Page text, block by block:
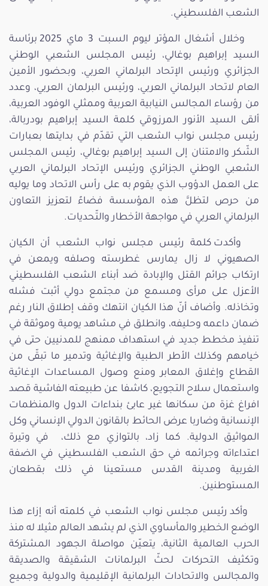
الشعب الفلسطيني.
وخلال أشغال المؤتر ليوم السبت 3 ماي 2025 برئاسة
السيد إبراهيم بوغالي، رئيس المجلس الشعبي الوطني
الجزائري ورئيس الإتحاد البرلماني العربي، وبحضور الأمين
العام لاتحاد البرلماني العربي، ورئيس البرلمان العربي، وعدد
من رؤساء المجالس النيابية العربية وممثلي الوفود العربية،
ألقى السيد الأنور المرزوقي كلمة السيد إبراهيم بودربالة،
رئيس مجلس نواب الشعب التي تقدّم في بدايتها بعبارات
الشّكر والامتنان إلى السيد إبراهيم بوغالي، رئيس المجلس
الشعبي الوطني الجزائري ورئيس الإتحاد البرلماني العربي
على العمل الدؤوب الذي يقوم به على رأس الاتحاد وما يوليه
من حرص لتظلَّ هذه المؤسسة فضاءً لتعزيز التعاون
البرلماني العربي في مواجهة الأخطار والتّحديات.
وأكدت كلمة رئيس مجلس نواب الشعب أن الكيان
الصهيوني لا زال يمارس غطرسته وصلفه ويمعن في
ارتكاب جرائم القتل والإبادة ضد أبناء الشعب الفلسطيني
الأعزل على مرأى ومسمع من مجتمع دولي أثبت فشله
وتخاذله. وأضاف أنّ هذا الكيان انتهك وقف إطلاق النار رغم
ضمان داعمه وحليفه، وانطلق في مشاهد يومية وموثقة في
تنفيذ مخطط جديد في استهداف ممنهج للمدنيين حتى في
خيامهم وكذلك الأطر الطبية والإغاثية وتدمير ما تبقّى من
القطاع وإغلاق المعابر ومنع وصول المساعدات الإغاثية
واستعمال سلاح التجويع، كاشفا عن طبيعته الفاشية قصد
افراغ غزة من سكانها غير عابئ بنداءات الدول والمنظمات
الإنسانية وضاربا عرض الحائط بالقانون الدولي الإنساني وكل
المواثيق الدولية. كما زاد، بالتوازي مع ذلك، في وتيرة
اعتداءاته وجرائمه في حق الشعب الفلسطيني في الضفة
الغربية ومدينة القدس مستعينا في ذلك بقطعان
المستوطنين.
وأكد رئيس مجلس نواب الشعب في كلمته أنه إزاء هذا
الوضع الخطير والمأساوي الذي لم يشهد العالم مثيلا له منذ
الحرب العالمية الثانية، يتعيّن مواصلة الجهود المشتركة
وتكثيف التحركات لحثّ البرلمانات الشقيقة والصديقة
والمجالس والاتحادات البرلمانية الإقليمية والدولية وجميع